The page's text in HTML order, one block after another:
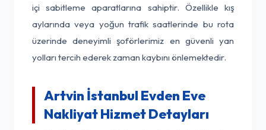
içi sabitleme aparatlarına sahiptir. Özellikle kış
aylarında veya yoğun trafik saatlerinde bu rota
üzerinde deneyimli şoförlerimiz en güvenli yan
yolları tercih ederek zaman kaybını önlemektedir.
Artvin İstanbul Evden Eve
Nakliyat Hizmet Detayları